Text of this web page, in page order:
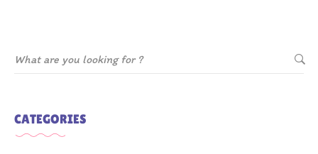
CATEGORIES